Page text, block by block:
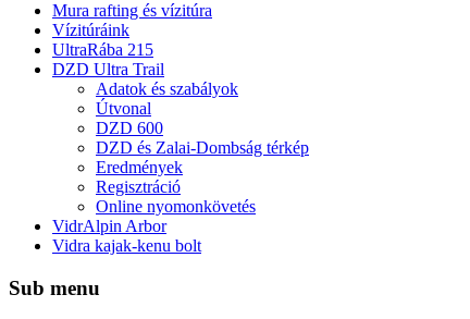
Mura rafting és vízitúra
Vízitúráink
UltraRába 215
DZD Ultra Trail
Adatok és szabályok
Útvonal
DZD 600
DZD és Zalai-Dombság térkép
Eredmények
Regisztráció
Online nyomonkövetés
VidrAlpin Arbor
Vidra kajak-kenu bolt
Sub menu